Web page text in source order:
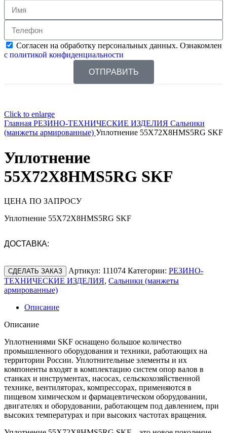
Согласен на обработку персональных данных. Ознакомлен
с политикой конфиденциальности
ОТПРАВИТЬ
Click to enlarge
Главная РЕЗИНО-ТЕХНИЧЕСКИЕ ИЗДЕЛИЯ Сальники
(манжеты армированные) Уплотнение 55X72X8HMS5RG SKF
Уплотнение
55X72X8HMS5RG SKF
ЦЕНА ПО ЗАПРОСУ
Уплотнение 55X72X8HMS5RG SKF
ДОСТАВКА:
СДЕЛАТЬ ЗАКАЗ Артикул: 111074 Категории: РЕЗИНО-
ТЕХНИЧЕСКИЕ ИЗДЕЛИЯ, Сальники (манжеты
армированные)
Описание
Описание
Уплотнениями SKF оснащено большое количество
промышленного оборудования и техники, работающих на
территории России. Уплотнительные элементы и их
компоненты входят в комплектацию систем опор валов в
станках и инструментах, насосах, сельскохозяйственной
технике, вентиляторах, компрессорах, применяются в
пищевом химическом и фармацевтическом оборудовании,
двигателях и оборудовании, работающем под давлением, при
высоких температурах и при высоких частотах вращения.